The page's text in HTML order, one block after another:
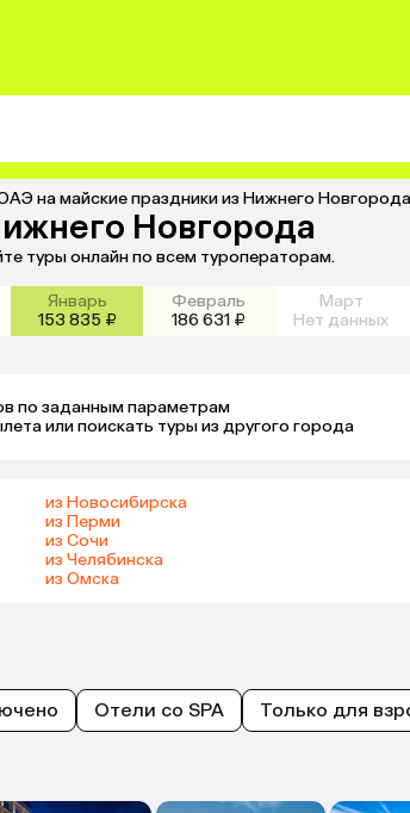
на майские праздники из Нижнего Новгорода
Новгорода
туры онлайн по всем туроператорам.
Январь
153 835 ₽
Февраль
186 631 ₽
Март
Нет данных
по заданным параметрам
или поискать туры из другого города
из Новосибирска
из Перми
из Сочи
из Челябинска
из Омска
Отели со SPA Только для